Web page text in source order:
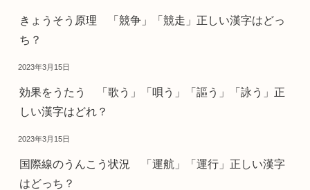
きょうそう原理 「競争」「競走」正しい漢字はどっ
ち？
2023年3月15日
効果をうたう 「歌う」「唄う」「謳う」「詠う」正
しい漢字はどれ？
2023年3月15日
国際線のうんこう状況 「運航」「運行」正しい漢字
はどっち？